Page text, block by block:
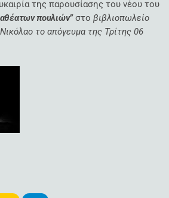
της παρουσίασης του νέου του
πουλιών”στο βιβλιοπωλείο
το απόγευμα της Τρίτης 06